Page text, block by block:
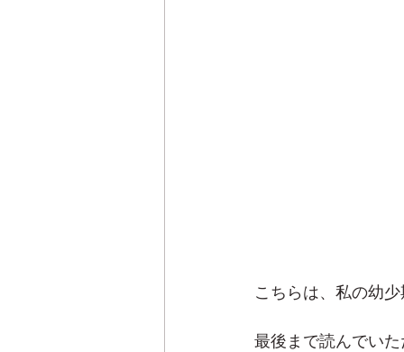
こちらは、私の幼
最後まで読んでい